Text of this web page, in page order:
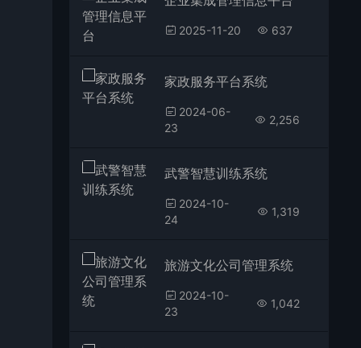
2025-11-20 637
家政服务平台系统
2024-06-
23
2,256
武警智慧训练系统
2024-10-
24
1,319
旅游文化公司管理系统
2024-10-
23
1,042